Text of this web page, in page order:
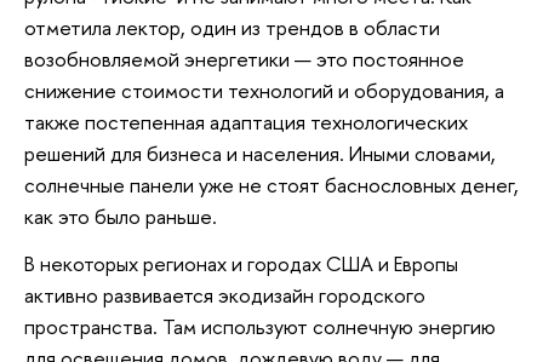
отметила лектор, один из трендов в области
возобновляемой энергетики — это постоянное
снижение стоимости технологий и оборудования, а
также постепенная адаптация технологических
решений для бизнеса и населения. Иными словами,
солнечные панели уже не стоят баснословных денег,
как это было раньше.
В некоторых регионах и городах США и Европы
активно развивается экодизайн городского
пространства. Там используют солнечную энергию